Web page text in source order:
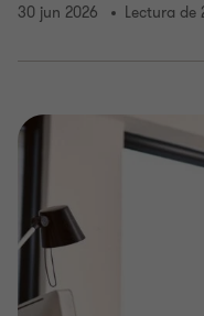
30 jun 2026 Lectura de